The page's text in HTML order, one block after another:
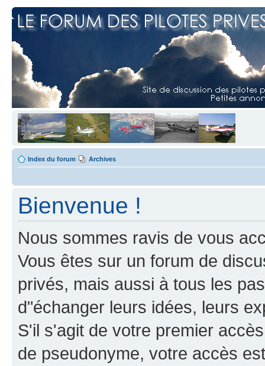
Index du forum Archives
Bienvenue !
Nous sommes ravis de vous
Vous êtes sur un forum de
privés, mais aussi à tous les
d"échanger leurs idées, leurs
S'il s'agit de votre premier
de pseudonyme, votre accès